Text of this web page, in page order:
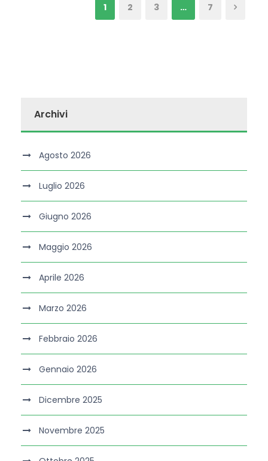
1 2 3 … 7
Archivi
Agosto 2026
Luglio 2026
Giugno 2026
Maggio 2026
Aprile 2026
Marzo 2026
Febbraio 2026
Gennaio 2026
Dicembre 2025
Novembre 2025